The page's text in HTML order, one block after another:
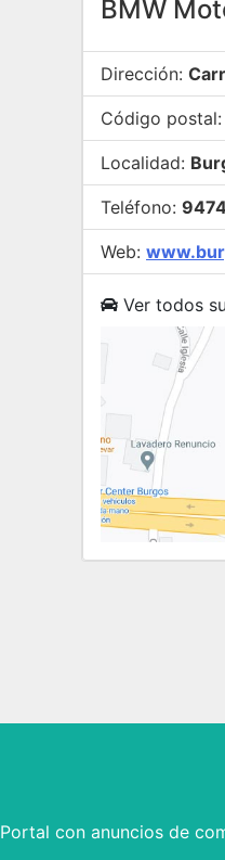
BMW
Dirección:
Código postal:
Localidad:
Teléfono:
Web:
Ver todos
Portal con anuncios de